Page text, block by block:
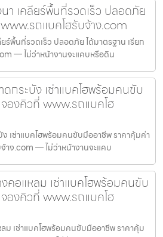
า เคลียร์พื้นที่รวดเร็ว ปลอดภัย
รถแบคโฮรับจ้าง.com
ร์พื้นที่รวดเร็ว ปลอดภัย ได้มาตรฐาน เรียก
— ไม่ว่าหน้างานจะแคบหรือดิน
ดกระบัง เช่าแบคโฮพร้อมคนขับ
องคิวที่ www.รถแบคโฮ
เช่าแบคโฮพร้อมคนขับมืออาชีพ ราคาคุ้มค่า
าง.com — ไม่ว่าหน้างานจะแคบ
คอแหลม เช่าแบคโฮพร้อมคนขับ
องคิวที่ www.รถแบคโฮ
ม เช่าแบคโฮพร้อมคนขับมืออาชีพ ราคาคุ้ม